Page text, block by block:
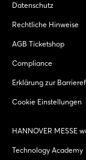
Datenschutz
Rechtliche Hinweise
AGB Ticketshop
Compliance
Erklärung zur
Cookie Einstellungen
HANNOVER MESSE
Technology Academy